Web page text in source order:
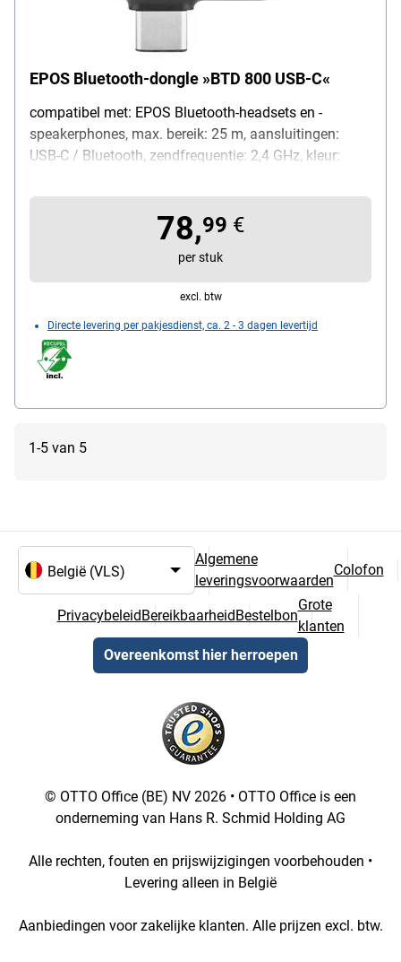
EPOS Bluetooth-dongle »BTD 800 USB-C«
compatibel met: EPOS Bluetooth-headsets en -
speakerphones, max. bereik: 25 m, aansluitingen:
USB-C / Bluetooth, zendfrequentie: 2,4 GHz, kleur:
78,99 €
per stuk
excl. btw
Directe levering per pakjesdienst, ca. 2 - 3 dagen levertijd
1-5 van 5
Algemene
leveringsvoorwaarden
Colofon
PrivacybeleidBereikbaarheidBestelbon
Grote
klanten
Overeenkomst hier herroepen
© OTTO Office (BE) NV 2026 • OTTO Office is een
onderneming van Hans R. Schmid Holding AG
Alle rechten, fouten en prijswijzigingen voorbehouden •
Levering alleen in België
Aanbiedingen voor zakelijke klanten. Alle prijzen excl. btw.